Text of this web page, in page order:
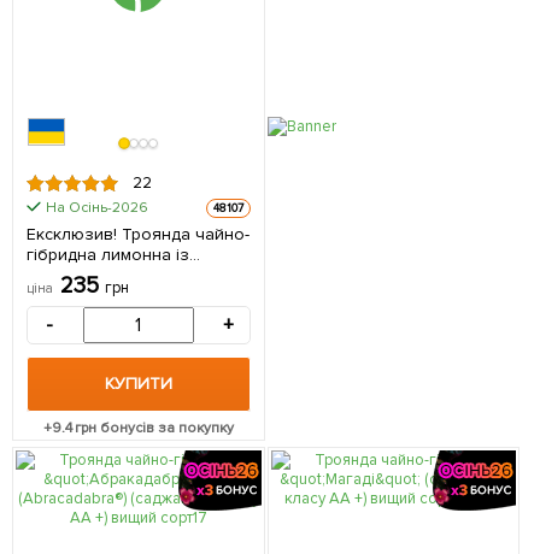
22
На Осінь-2026 48107
Ексклюзив! Троянда чайно-
гібридна лимонна із
зеленим відтінком "Погляд
Луїзи" (Louise`s look)
(саджанець класу АА +,
преміальний високорослий
сорт) 1 шт в упаковці
ціна 235 грн
- +
КУПИТИ
+9.4грн бонусів за покупку